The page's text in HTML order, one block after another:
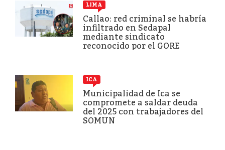
LIMA
Callao: red criminal se habría
infiltrado en Sedapal
mediante sindicato
reconocido por el GORE
ICA
Municipalidad de Ica se
compromete a saldar deuda
del 2025 con trabajadores del
SOMUN